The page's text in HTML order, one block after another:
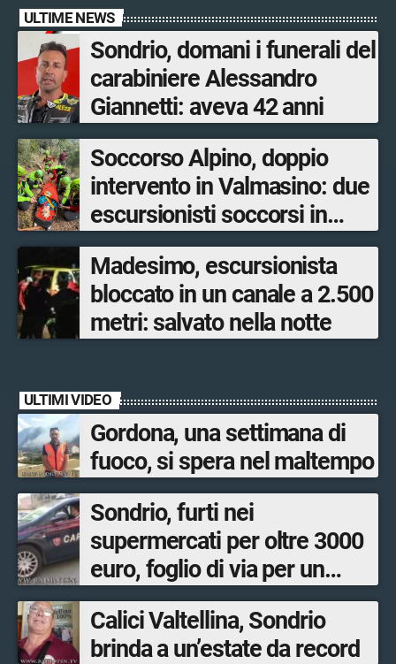
ULTIME NEWS
Sondrio, domani i funerali del
carabiniere Alessandro
Giannetti: aveva 42 anni
Soccorso Alpino, doppio
intervento in Valmasino: due
escursionisti soccorsi in
poche ore
Madesimo, escursionista
bloccato in un canale a 2.500
metri: salvato nella notte
ULTIMI VIDEO
Gordona, una settimana di
fuoco, si spera nel maltempo
Sondrio, furti nei
supermercati per oltre 3000
euro, foglio di via per un
ventinovenne
Calici Valtellina, Sondrio
brinda a un’estate da record